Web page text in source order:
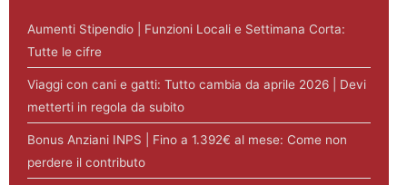
Aumenti Stipendio | Funzioni Locali e Settimana Corta:
Tutte le cifre
Viaggi con cani e gatti: Tutto cambia da aprile 2026 | Devi
metterti in regola da subito
Bonus Anziani INPS | Fino a 1.392€ al mese: Come non
perdere il contributo